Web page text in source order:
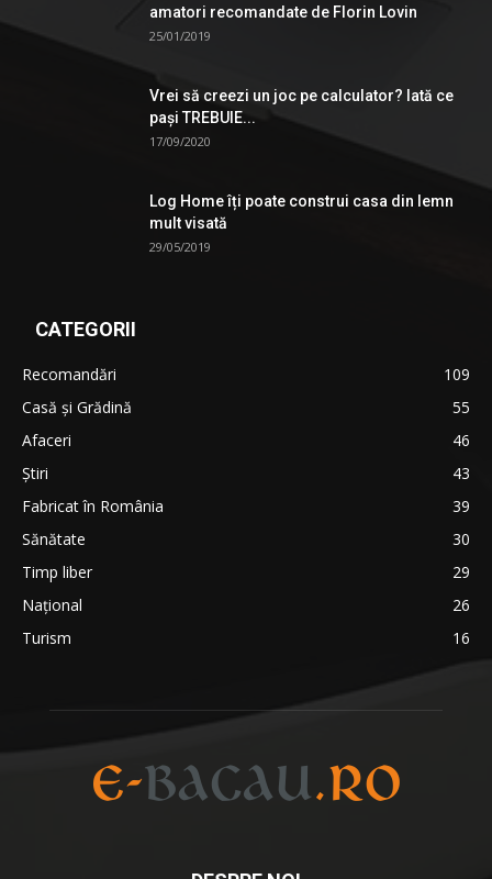
amatori recomandate de Florin Lovin
25/01/2019
Vrei să creezi un joc pe calculator? Iată ce
pași TREBUIE...
17/09/2020
Log Home îți poate construi casa din lemn
mult visată
29/05/2019
CATEGORII
Recomandări
109
Casă şi Grădină
55
Afaceri
46
Ştiri
43
Fabricat în România
39
Sănătate
30
Timp liber
29
Național
26
Turism
16